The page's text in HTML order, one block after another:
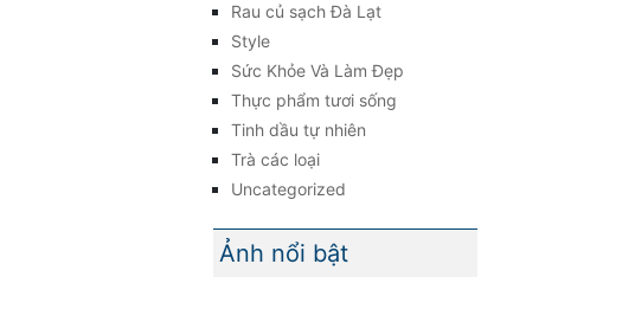
Rau củ sạch Đà Lạt
Style
Sức Khỏe Và Làm Đẹp
Thực phẩm tươi sống
Tinh dầu tự nhiên
Trà các loại
Uncategorized
Ảnh nổi bật